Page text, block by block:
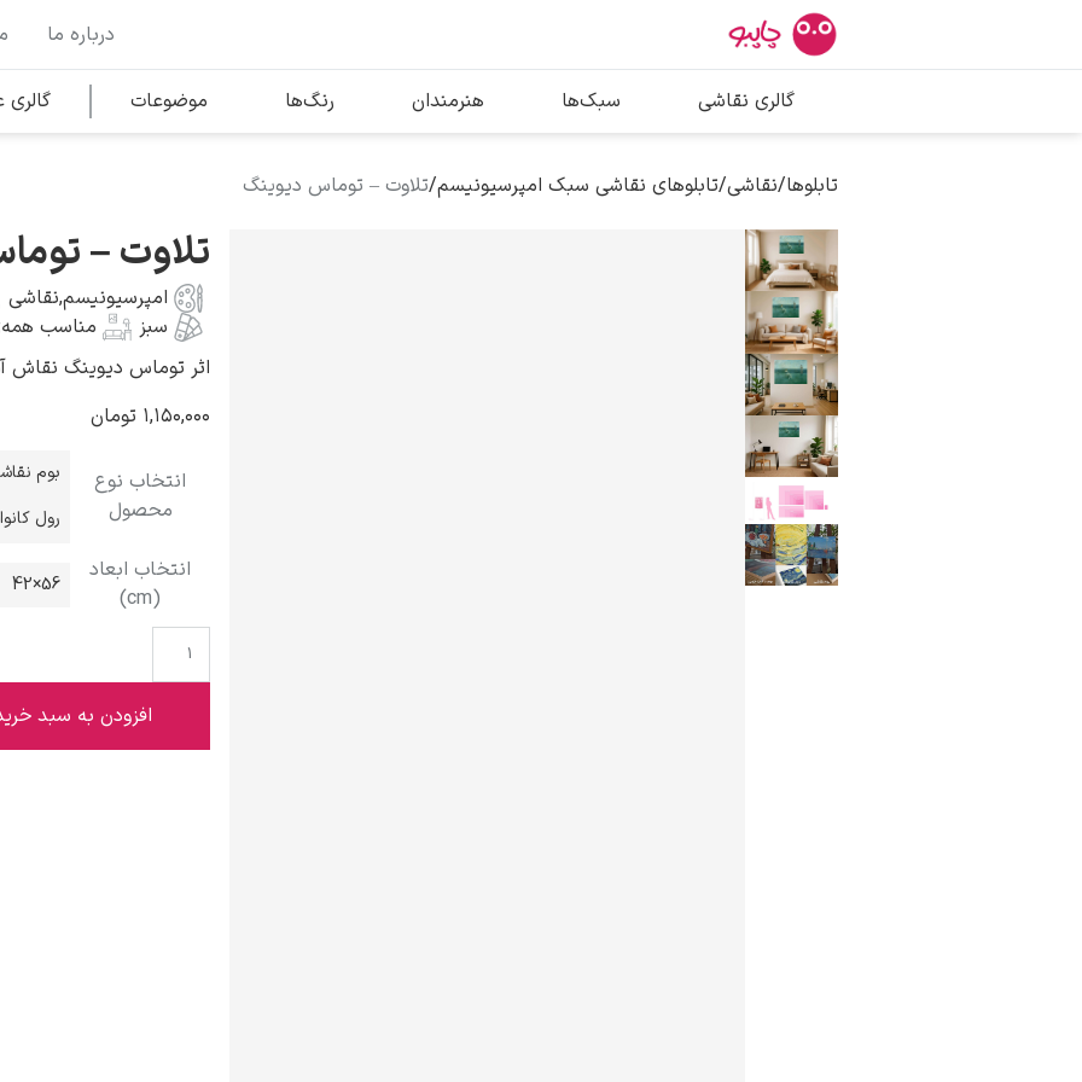
بیشترین جستجوها
پیکاسو
سالوادور دالی
محبوب‌ترین هنرمندان
درباره ما
گالری نقاشی سبک‌ها هنرمندان رنگ‌ها موضوعات
تابلوها/نقاشی/تابلوهای نقاشی سبک امپرسیونیسم/تلاوت – توماس دیوینگ
تلاوت –
امپرسیونیسم,نقاشی
سبز
مناسب
اثر توماس دیوینگ نقاش
۱,۱۵۰,۰۰۰ تومان
انتخاب نوع
محصول
بوم
رول
انتخاب ابعاد
(cm)
56×42
افزودن به سبد